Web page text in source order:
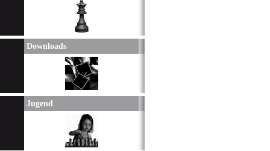
Downloads
Jugend